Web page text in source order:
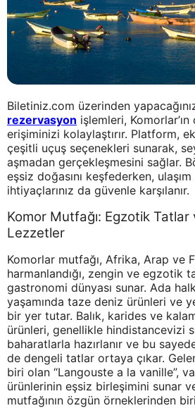
Biletiniz.com üzerinden
rezervasyon işlemleri,
erişiminizi kolaylaştırır. Platform,
çeşitli uçuş seçenekleri sunarak,
aşmadan gerçekleşmesini sağlar.
eşsiz doğasını keşfederken,
ihtiyaçlarınız da güvenle karşılanır.
Komor Mutfağı: Egzotik Tatlar
Lezzetler
Komorlar mutfağı, Afrika, Arap ve
harmanlandığı, zengin ve egzotik
gastronomi dünyası sunar. Ada
yaşamında taze deniz ürünleri ve
bir yer tutar. Balık, karides ve
ürünleri, genellikle hindistancevizi
baharatlarla hazırlanır ve bu
de dengeli tatlar ortaya çıkar.
biri olan “Langouste a la vanille”,
ürünlerinin eşsiz birleşimini sunar
mutfağının özgün örneklerinden